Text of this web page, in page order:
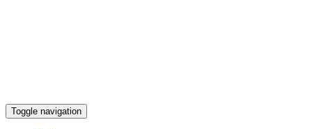
Toggle navigation